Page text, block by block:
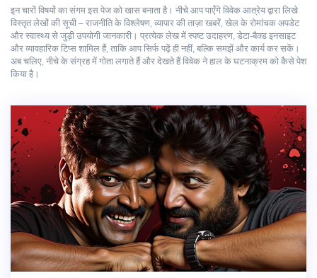
इन चारों विषयों का संगम इस पेज को खास बनाता है। नीचे आप पाएँगे विवेक आत्रेय द्वारा लिखे
विस्तृत लेखों की सूची – राजनीति के विश्लेषण, व्यापार की ताज़ा खबरें, खेल के रोमांचक अपडेट
और स्वास्थ्य से जुड़ी उपयोगी जानकारी। प्रत्येक लेख में स्पष्ट उदाहरण, डेटा‑बैक्ड इनसाइट
और व्यावहारिक टिप्स शामिल हैं, ताकि आप सिर्फ पढ़ें ही नहीं, बल्कि समझें और कार्य कर सकें।
अब चलिए, नीचे के संग्रह में गोता लगाते हैं और देखते हैं विवेक ने हाल के घटनाक्रम को कैसे पेश
किया है।